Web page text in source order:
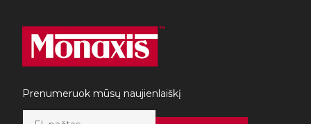
Prenumeruok mūsų naujienlaiškį